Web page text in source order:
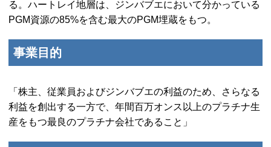
る。ハートレイ地層は、ジンバブエにおいて分かっている
PGM資源の85%を含む最大のPGM埋蔵をもつ。
事業目的
「株主、従業員およびジンバブエの利益のため、さらなる
利益を創出する一方で、年間百万オンス以上のプラチナ生
産をもつ最良のプラチナ会社であること」